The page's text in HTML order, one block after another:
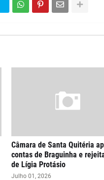
Câmara de Santa Quitéria
contas de Braguinha e
de Lígia Protásio
Julho 01, 2026